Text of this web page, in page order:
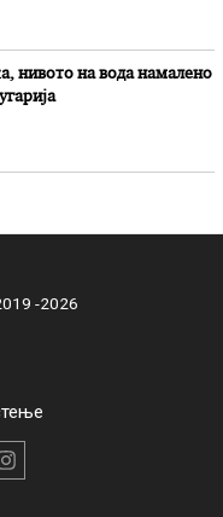
нивото на вода намалено
-2026